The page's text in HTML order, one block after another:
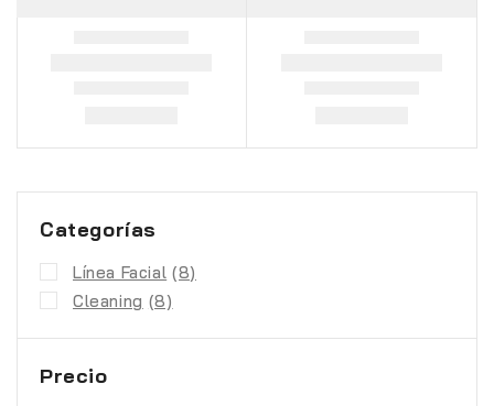
Categorías
Línea Facial (8)
Cleaning (8)
Precio